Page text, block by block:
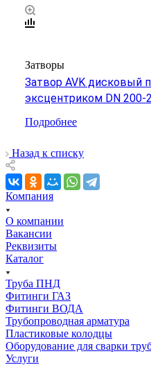
Затворы
Затвор AVK дисковый
эксцентриком DN 200-
Подробнее
Назад к списку
Компания
О компании
Вакансии
Реквизиты
Каталог
Труба ПНД
Фитинги ГАЗ
Фитинги ВОДА
Трубопроводная арматура
Пластиковые колодцы
Оборудование для сварки
Услуги